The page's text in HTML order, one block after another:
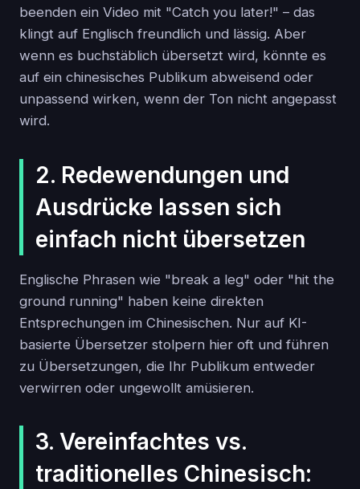
beenden ein Video mit "Catch you later!" – das
klingt auf Englisch freundlich und lässig. Aber
wenn es buchstäblich übersetzt wird, könnte es
auf ein chinesisches Publikum abweisend oder
unpassend wirken, wenn der Ton nicht angepasst
wird.
2. Redewendungen und
Ausdrücke lassen sich
einfach nicht übersetzen
Englische Phrasen wie "break a leg" oder "hit the
ground running" haben keine direkten
Entsprechungen im Chinesischen. Nur auf KI-
basierte Übersetzer stolpern hier oft und führen
zu Übersetzungen, die Ihr Publikum entweder
verwirren oder ungewollt amüsieren.
3. Vereinfachtes vs.
traditionelles Chinesisch: